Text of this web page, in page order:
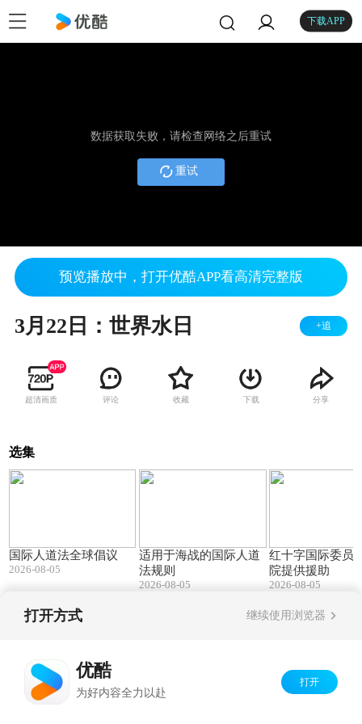
下载APP
数据获取失败，请检查网络之后重试
重试
预览播放中，打开优酷APP看高清完整版
3月22日：世界水日 +追
超清画质 评论 收藏 下载 分享
选集
国际人道法全球倡议
2026-08-05
适用于海战的国际人道
法规则
2026-08-05
红十字国际委员
院提供援助
2026-08-05
打开方式 继续使用浏览器
优酷
为好内容全力以赴
打开